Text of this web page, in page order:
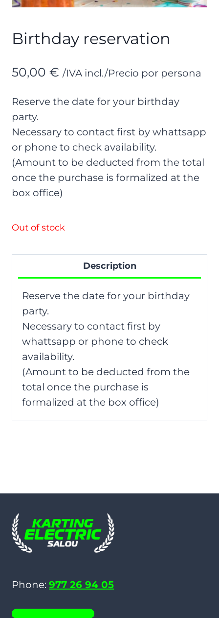
Birthday reservation
50,00 € /IVA incl./Precio por persona
Reserve the date for your birthday
party.
Necessary to contact first by whattsapp
or phone to check availability.
(Amount to be deducted from the total
once the purchase is formalized at the
box office)
Out of stock
Description
Reserve the date for your birthday
party.
Necessary to contact first by
whattsapp or phone to check
availability.
(Amount to be deducted from the
total once the purchase is
formalized at the box office)
Phone: 977 26 94 05
WHATSAPP 686 19 06 35